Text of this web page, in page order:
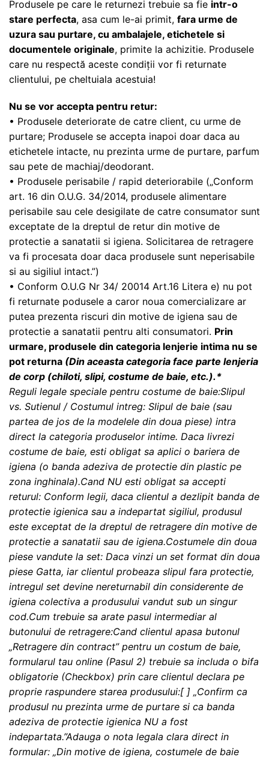
Produsele pe care le returnezi trebuie sa fie intr-o
stare perfecta, asa cum le-ai primit, fara urme de
uzura sau purtare, cu ambalajele, etichetele si
documentele originale, primite la achizitie. Produsele
care nu respectă aceste condiții vor fi returnate
clientului, pe cheltuiala acestuia!
Nu se vor accepta pentru retur:
• Produsele deteriorate de catre client, cu urme de
purtare; Produsele se accepta inapoi doar daca au
etichetele intacte, nu prezinta urme de purtare, parfum
sau pete de machiaj/deodorant.
• Produsele perisabile / rapid deteriorabile („Conform
art. 16 din O.U.G. 34/2014, produsele alimentare
perisabile sau cele desigilate de catre consumator sunt
exceptate de la dreptul de retur din motive de
protectie a sanatatii si igiena. Solicitarea de retragere
va fi procesata doar daca produsele sunt neperisabile
si au sigiliul intact.”)
• Conform O.U.G Nr 34/ 20014 Art.16 Litera e) nu pot
fi returnate podusele a caror noua comercializare ar
putea prezenta riscuri din motive de igiena sau de
protectie a sanatatii pentru alti consumatori. Prin
urmare, produsele din categoria lenjerie intima nu se
pot returna (Din aceasta categoria face parte lenjeria
de corp (chiloti, slipi, costume de baie, etc.).*
Reguli legale speciale pentru costume de baie:Slipul
vs. Sutienul / Costumul intreg: Slipul de baie (sau
partea de jos de la modelele din doua piese) intra
direct la categoria produselor intime. Daca livrezi
costume de baie, esti obligat sa aplici o bariera de
igiena (o banda adeziva de protectie din plastic pe
zona inghinala).Cand NU esti obligat sa accepti
returul: Conform legii, daca clientul a dezlipit banda de
protectie igienica sau a indepartat sigiliul, produsul
este exceptat de la dreptul de retragere din motive de
protectie a sanatatii sau de igiena.Costumele din doua
piese vandute la set: Daca vinzi un set format din doua
piese Gatta, iar clientul probeaza slipul fara protectie,
intregul set devine nereturnabil din considerente de
igiena colectiva a produsului vandut sub un singur
cod.Cum trebuie sa arate pasul intermediar al
butonului de retragere:Cand clientul apasa butonul
„Retragere din contract” pentru un costum de baie,
formularul tau online (Pasul 2) trebuie sa includa o bifa
obligatorie (Checkbox) prin care clientul declara pe
proprie raspundere starea produsului:[ ] „Confirm ca
produsul nu prezinta urme de purtare si ca banda
adeziva de protectie igienica NU a fost
indepartata.”Adauga o nota legala clara direct in
formular: „Din motive de igiena, costumele de baie